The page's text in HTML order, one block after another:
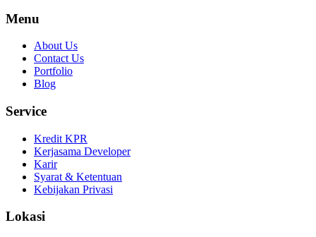
Menu
About Us
Contact Us
Portfolio
Blog
Service
Kredit KPR
Kerjasama Developer
Karir
Syarat & Ketentuan
Kebijakan Privasi
Lokasi